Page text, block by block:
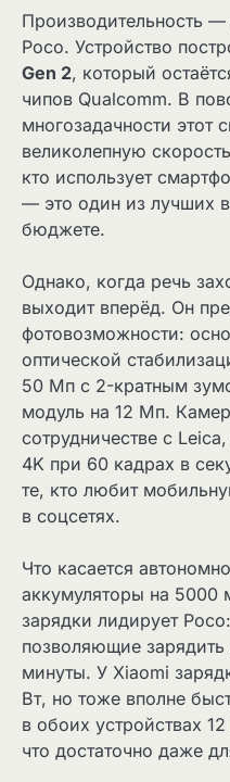
Производительность
Poco. Устройство
Gen 2, который
чипов Qualcomm. В
многозадачности этот
великолепную
кто использует
— это один из лучших
бюджете.
Однако, когда речь
выходит вперёд. Он
фотовозможности:
оптической
50 Мп с 2-кратным
модуль на 12 Мп.
сотрудничестве с
4K при 60 кадрах в
те, кто любит
в соцсетях.
Что касается
аккумуляторы на 5000
зарядки лидирует
позволяющие зарядить
минуты. У Xiaomi
Вт, но тоже вполне
в обоих устройствах
что достаточно даже